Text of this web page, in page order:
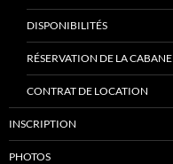
DISPONIBILITÉS
RÉSERVATION DE LA CABANE
CONTRAT DE LOCATION
INSCRIPTION
PHOTOS